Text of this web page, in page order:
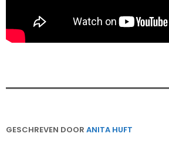
GESCHREVEN DOOR ANITA HUFT